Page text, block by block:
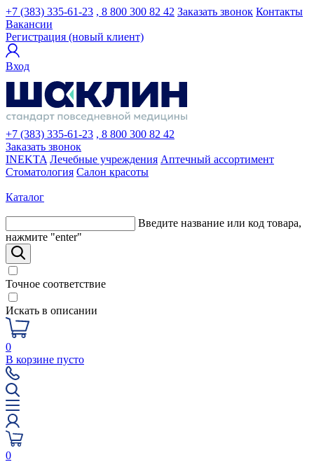
+7 (383) 335-61-23 , 8 800 300 82 42 Заказать звонок Контакты
Вакансии
Регистрация (новый клиент)
Вход
+7 (383) 335-61-23 , 8 800 300 82 42
Заказать звонок
INEKTA Лечебные учреждения Аптечный ассортимент
Стоматология Салон красоты
Каталог
Введите название или код товара,
нажмите "enter"
Точное соответствие
Искать в описании
0
В корзине пусто
0